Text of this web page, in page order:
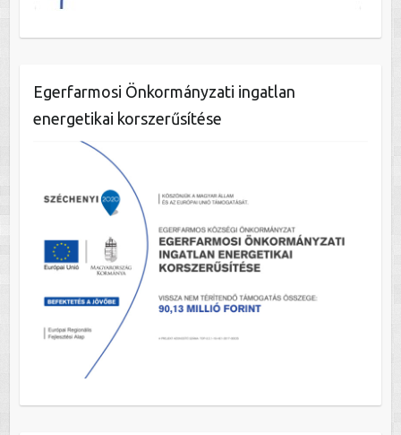
Egerfarmosi Önkormányzati ingatlan
energetikai korszerűsítése